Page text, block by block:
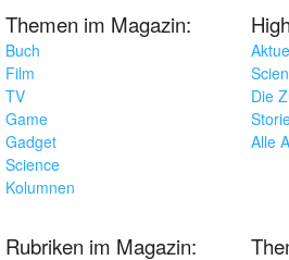
Themen im Magazin:
Buch
Film
TV
Game
Gadget
Science
Kolumnen
Die
Alle
Rubriken im Magazin: